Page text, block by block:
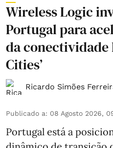
Wireless Logic
Portugal para
da conectividade
Cities’
Ricardo Simões
Publicado a: 08 Agosto 2026,
Portugal está a